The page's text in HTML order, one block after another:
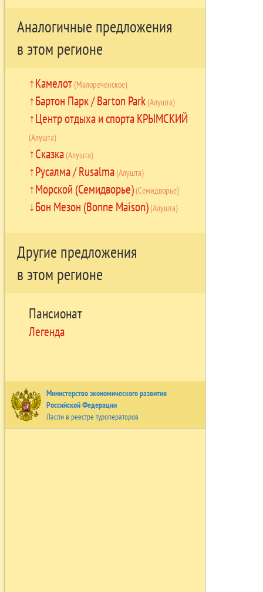
Аналогичные предложения
в этом регионе
Камелот(Малореченское)
Бартон Парк / Barton Park(Алушта)
Центр отдыха и спорта КРЫМСКИЙ
(Алушта)
Сказка(Алушта)
Русалма / Rusalma(Алушта)
Морской (Семидворье)(Семидворье)
Бон Мезон (Bonne Maison)(Алушта)
Другие предложения
в этом регионе
Пансионат
Легенда
Министерство экономического развития
Российской Федерации
Ласпи в реестре туроператоров